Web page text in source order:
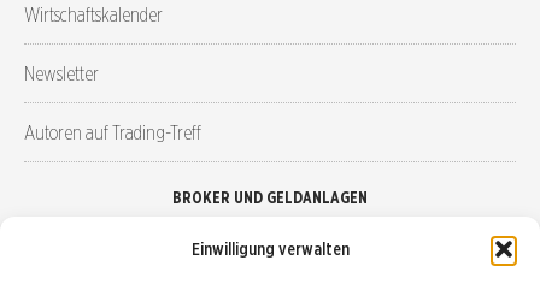
Einwilligung verwalten
Wirtschaftskalender
Newsletter
Autoren auf Trading-Treff
BROKER UND GELDANLAGEN